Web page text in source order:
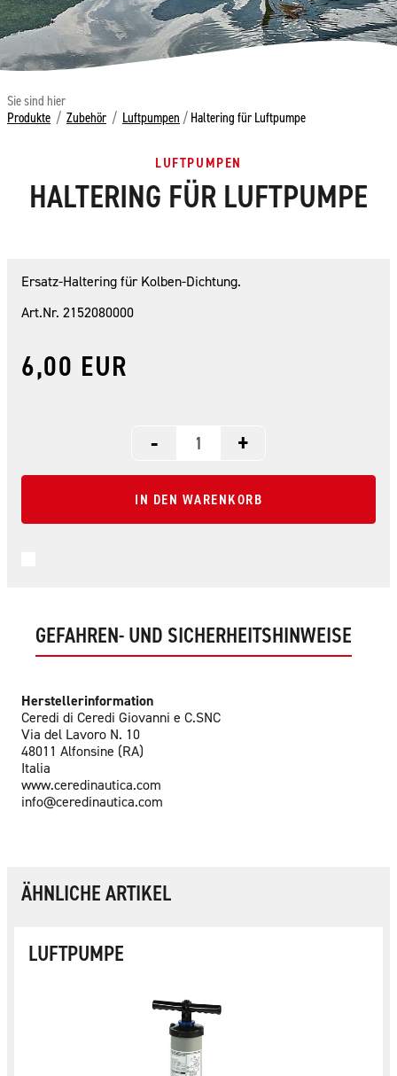
Sie sind hier
Produkte / Zubehör / Luftpumpen /Haltering für Luftpumpe
LUFTPUMPEN
HALTERING FÜR LUFTPUMPE
Ersatz-Haltering für Kolben-Dichtung.
Art.Nr. 2152080000
6,00 EUR
- +
IN DEN WARENKORB
GEFAHREN- UND SICHERHEITSHINWEISE
Herstellerinformation
Ceredi di Ceredi Giovanni e C.SNC
Via del Lavoro N. 10
48011 Alfonsine (RA)
Italia
www.ceredinautica.com
info@ceredinautica.com
ÄHNLICHE ARTIKEL
LUFTPUMPE